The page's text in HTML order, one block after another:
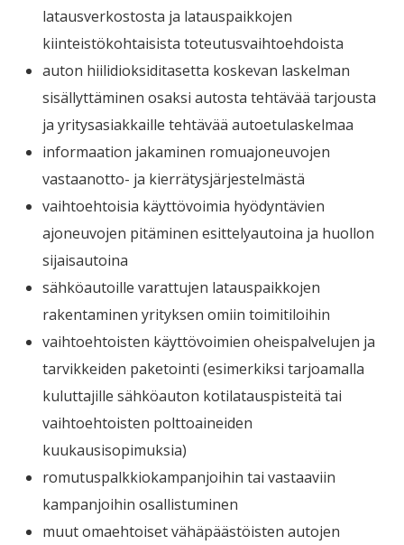
latausverkostosta ja latauspaikkojen
kiinteistökohtaisista toteutusvaihtoehdoista
auton hiilidioksiditasetta koskevan laskelman
sisällyttäminen osaksi autosta tehtävää tarjousta
ja yritysasiakkaille tehtävää autoetulaskelmaa
informaation jakaminen romuajoneuvojen
vastaanotto- ja kierrätysjärjestelmästä
vaihtoehtoisia käyttövoimia hyödyntävien
ajoneuvojen pitäminen esittelyautoina ja huollon
sijaisautoina
sähköautoille varattujen latauspaikkojen
rakentaminen yrityksen omiin toimitiloihin
vaihtoehtoisten käyttövoimien oheispalvelujen ja
tarvikkeiden paketointi (esimerkiksi tarjoamalla
kuluttajille sähköauton kotilatauspisteitä tai
vaihtoehtoisten polttoaineiden
kuukausisopimuksia)
romutuspalkkiokampanjoihin tai vastaaviin
kampanjoihin osallistuminen
muut omaehtoiset vähäpäästöisten autojen